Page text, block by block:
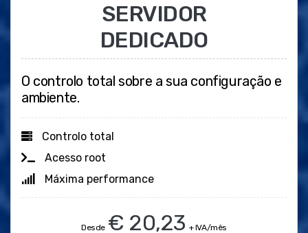
SERVIDOR
DEDICADO
O controlo total sobre a sua configuração e
ambiente.
Controlo total
Acesso root
Máxima performance
Desde € 20,23 + IVA/mês